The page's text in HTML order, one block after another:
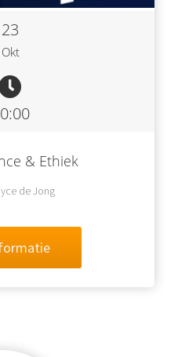
23
Okt
& Ethiek
de Jong